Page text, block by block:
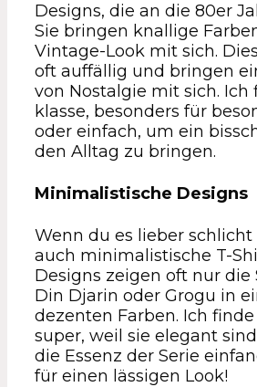
Designs, die an die 80er
Sie bringen knallige
Vintage-Look mit sich.
oft auffällig und bringen
von Nostalgie mit sich. Ich
klasse, besonders für
oder einfach, um ein
den Alltag zu bringen.
Minimalistische Designs
Wenn du es lieber
auch minimalistische T-
Designs zeigen oft nur die
Din Djarin oder Grogu in
dezenten Farben. Ich
super, weil sie elegant
die Essenz der Serie
für einen lässigen Look!